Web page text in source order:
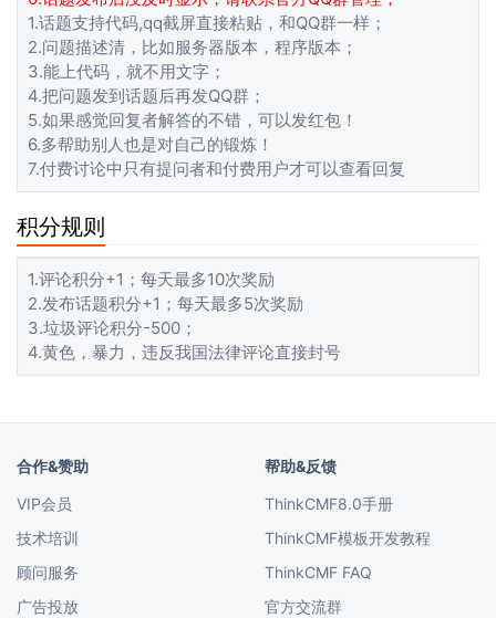
1.话题支持代码,qq截屏直接粘贴，和QQ群一样；
2.问题描述清，比如服务器版本，程序版本；
3.能上代码，就不用文字；
4.把问题发到话题后再发QQ群；
5.如果感觉回复者解答的不错，可以发红包！
6.多帮助别人也是对自己的锻炼！
7.付费讨论中只有提问者和付费用户才可以查看回复
积分规则
1.评论积分+1；每天最多10次奖励
2.发布话题积分+1；每天最多5次奖励
3.垃圾评论积分-500；
4.黄色，暴力，违反我国法律评论直接封号
合作&赞助
VIP会员
技术培训
顾问服务
广告投放
帮助&反馈
ThinkCMF8.0手册
ThinkCMF模板开发教程
ThinkCMF FAQ
官方交流群